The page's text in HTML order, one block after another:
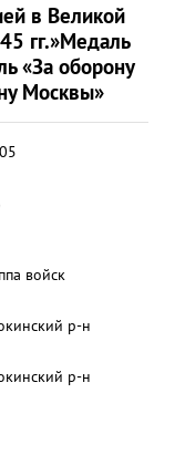
в Великой
гг.»Медаль
«За оборону
Москвы»
войск
р-н
р-н